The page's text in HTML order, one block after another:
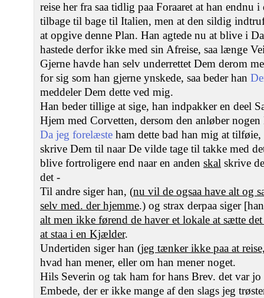
reise her fra saa tidlig paa Foraaret at han endnu
tilbage til bage til Italien, men at den sildig
at opgive denne Plan. Han agtede nu at blive i
hastede derfor ikke med sin Afreise, saa længe
Gjerne havde han selv underrettet Dem derom
for sig som han gjerne ynskede, saa beder han
meddeler Dem dette ved mig.
Han beder tillige at sige, han indpakker en deel
Hjem med Corvetten, dersom den anløber
Da jeg forelæste ham dette bad han mig at
skrive Dem til naar De vilde tage til takke med
blive fortroligere end naar en anden skal skrive
det -
Til andre siger han, (nu vil de ogsaa have alt og
selv med. der hjemme.) og strax derpaa siger
alt men ikke førend de haver et lokale at sætte
at staa i en Kjælder.
Undertiden siger han (jeg tænker ikke paa at
hvad han mener, eller om han mener noget.
Hils Severin og tak ham for hans Brev. det var
Embede, der er ikke mange af den slags jeg